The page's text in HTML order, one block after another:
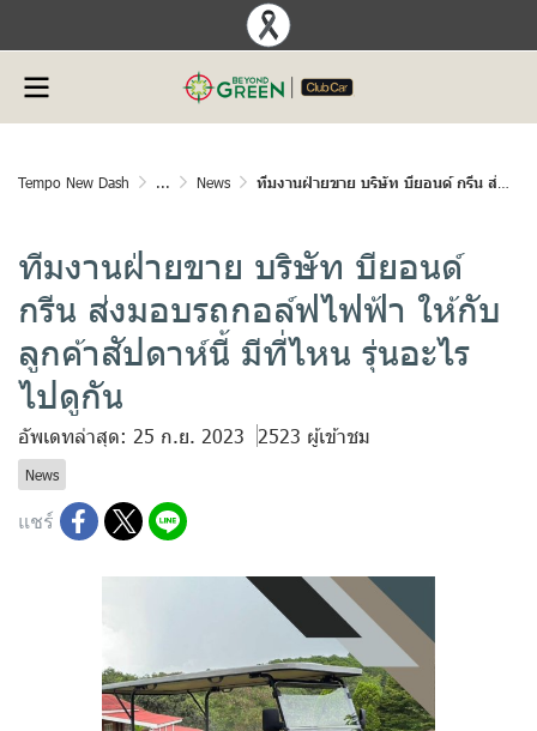
Tempo New Dash ... News ทีมงานฝ่ายขาย บริษัท บียอนด์ กรีน ส่งมอบรถกอล์ฟไฟฟ้า ให้กับลูกค้าสัปดาห์นี้ มีที่ไหน รุ่นอะไร ไปดูกัน
ทีมงานฝ่ายขาย บริษัท บียอนด์
กรีน ส่งมอบรถกอล์ฟไฟฟ้า ให้กับ
ลูกค้าสัปดาห์นี้ มีที่ไหน รุ่นอะไร
ไปดูกัน
อัพเดทล่าสุด: 25 ก.ย. 2023 2523 ผู้เข้าชม
News
แชร์